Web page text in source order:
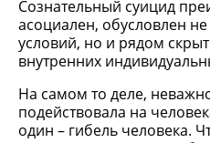
Сознательный суицид
асоциален, обусловлен
условий, но и рядом
внутренних
На самом то деле,
подействовала на
один – гибель человека.